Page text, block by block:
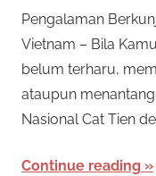
Pengalaman
Vietnam – Bila
belum terharu,
ataupun
Nasional Cat Tien
Continue reading